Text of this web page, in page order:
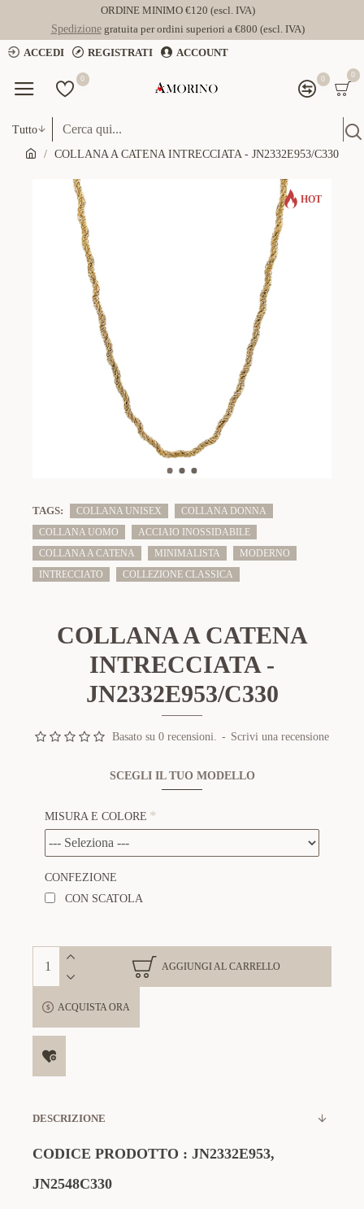
ORDINE MINIMO €120 (escl. IVA)
Spedizionegratuita per ordini superiori a €800 (escl. IVA)
ACCEDI
REGISTRATI ACCOUNT
0 0 0
Tutto
COLLANA A CATENA INTRECCIATA - JN2332E953/C330
HOT
TAGS: COLLANA UNISEX
COLLANA DONNA
COLLANA UOMO
ACCIAIO INOSSIDABILE
COLLANA A CATENA
MINIMALISTA
MODERNO
INTRECCIATO
COLLEZIONE CLASSICA
COLLANA A CATENA
INTRECCIATA -
JN2332E953/C330
Basato su 0 recensioni. - Scrivi una recensione
SCEGLI IL TUO MODELLO
MISURA E COLORE
CONFEZIONE
CON SCATOLA
AGGIUNGI AL CARRELLO
ACQUISTA ORA
DESCRIZIONE
CODICE PRODOTTO : JN2332E953,
JN2548C330